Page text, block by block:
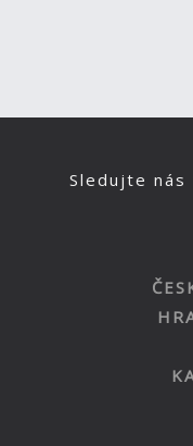
Sledujte nás